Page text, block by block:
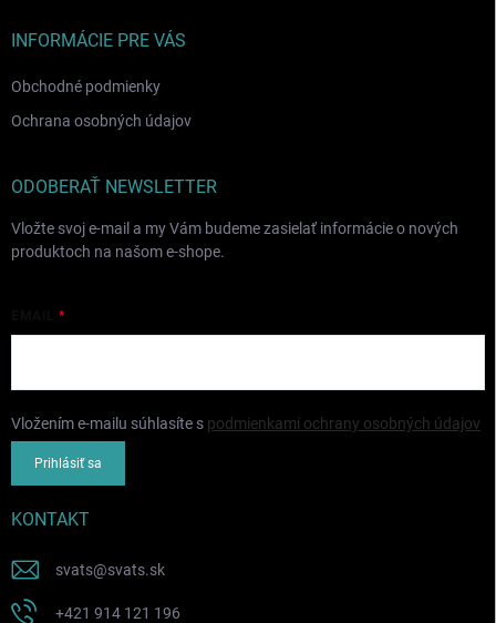
INFORMÁCIE PRE VÁS
Obchodné podmienky
Ochrana osobných údajov
ODOBERAŤ NEWSLETTER
Vložte svoj e-mail a my Vám budeme zasielať informácie o nových
produktoch na našom e-shope.
Vložením e-mailu súhlasíte s podmienkami ochrany osobných údajov
Prihlásiť sa
KONTAKT
svats@svats.sk
+421 914 121 196